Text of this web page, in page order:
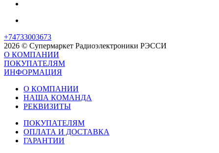
+74733003673
2026 © Супермаркет Радиоэлектроники РЭССИ
О КОМПАНИИ
ПОКУПАТЕЛЯМ
ИНФОРМАЦИЯ
О КОМПАНИИ
НАША КОМАНДА
РЕКВИЗИТЫ
ПОКУПАТЕЛЯМ
ОПЛАТА И ДОСТАВКА
ГАРАНТИИ